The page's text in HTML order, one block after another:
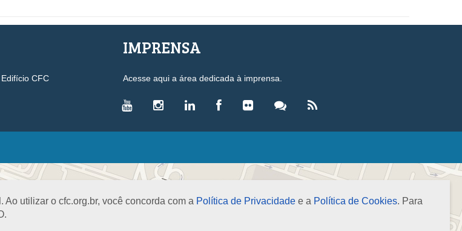
utilizar o cfc.org.br, você concorda com a Política de Privacidade e a Política de Cookies. Para
CFC
IMPRENSA
Acesse aqui a área dedicada à imprensa.
Profissional
LEGISLAÇÃO
Leis
Decretos-Lei